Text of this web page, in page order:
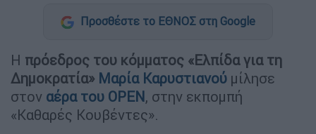
Προσθέστε το ΕΘΝΟΣ στη Google
Η πρόεδρος του κόμματος «Ελπίδα για τη
Δημοκρατία» Μαρία Καρυστιανού μίλησε
στον αέρα του OPEN, στην εκπομπή
«Καθαρές Κουβέντες».